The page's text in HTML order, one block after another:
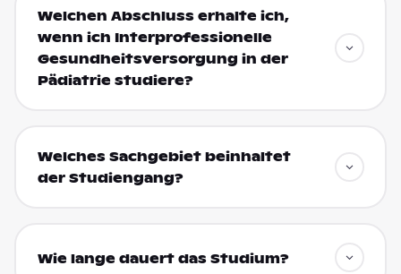
Welchen Abschluss erhalte ich,
wenn ich Interprofessionelle
Gesundheitsversorgung in der
Pädiatrie studiere?
Welches Sachgebiet beinhaltet
der Studiengang?
Wie lange dauert das Studium?